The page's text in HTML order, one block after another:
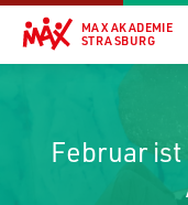
MAX AKADEMIE
STRASBURG
Februar